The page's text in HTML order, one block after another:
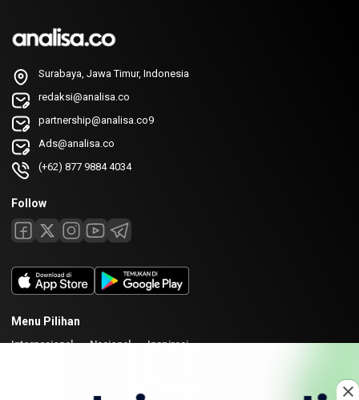
Surabaya, Jawa Timur, Indonesia
redaksi@analisa.co
partnership@analisa.co9
Ads@analisa.co
(+62) 877 9884 4034
Follow
Menu Pilihan
Internasional Nasional Inspirasi